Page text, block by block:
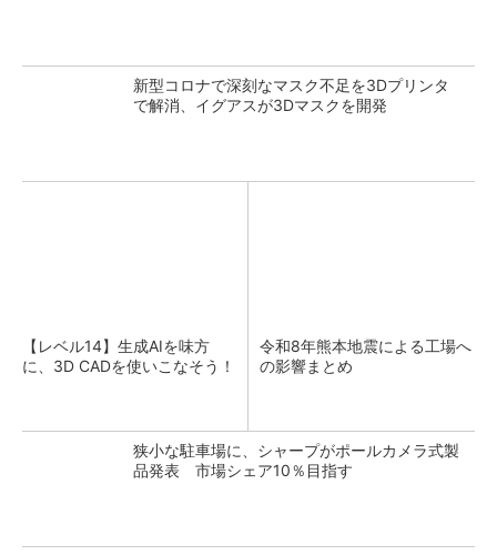
新型コロナで深刻なマスク不足を3Dプリンタ
で解消、イグアスが3Dマスクを開発
【レベル14】生成AIを味方
に、3D CADを使いこなそう！
令和8年熊本地震による工場へ
の影響まとめ
狭小な駐車場に、シャープがポールカメラ式製
品発表 市場シェア10％目指す